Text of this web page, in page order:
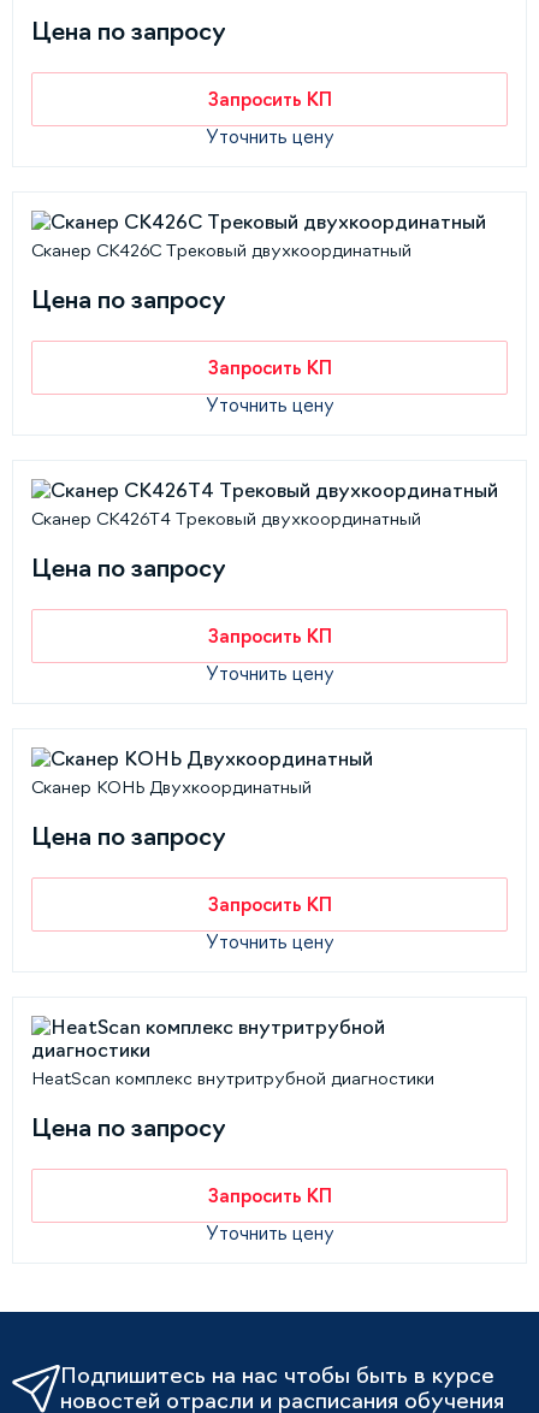
Цена по запросу
Запросить КП
Уточнить цену
Сканер СК426С Трековый двухкоординатный
Цена по запросу
Запросить КП
Уточнить цену
Сканер СК426T4 Трековый двухкоординатный
Цена по запросу
Запросить КП
Уточнить цену
Сканер КОНЬ Двухкоординатный
Цена по запросу
Запросить КП
Уточнить цену
HeatScan комплекс внутритрубной диагностики
Цена по запросу
Запросить КП
Уточнить цену
Подпишитесь на нас чтобы быть в курсе
новостей отрасли и расписания обучения